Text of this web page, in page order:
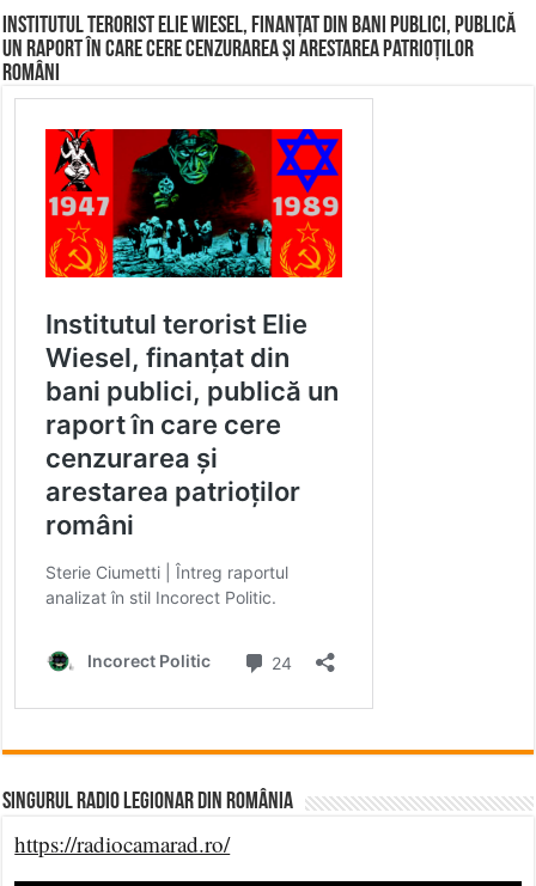
Institutul terorist Elie Wiesel, finanțat din bani publici, publică
un raport în care cere cenzurarea și arestarea patrioților
români
Singurul Radio Legionar din România
https://radiocamarad.ro/